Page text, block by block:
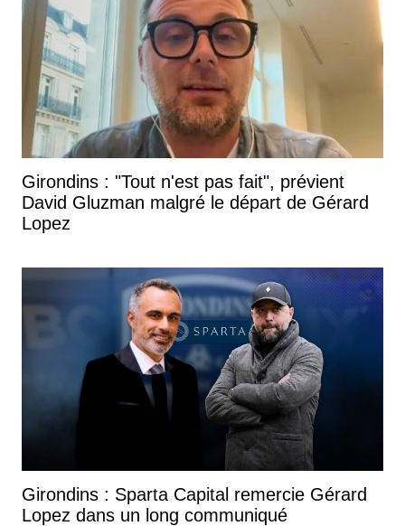
Girondins : "Tout n'est pas fait", prévient
David Gluzman malgré le départ de Gérard
Lopez
Girondins : Sparta Capital remercie Gérard
Lopez dans un long communiqué